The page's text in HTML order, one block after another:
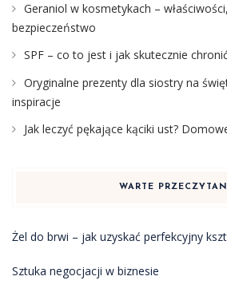
Geraniol w kosmetykach –
bezpieczeństwo
SPF – co to jest i jak skutecznie
Oryginalne prezenty dla siostry na
inspiracje
Jak leczyć pękające kąciki ust?
WARTE
Żel do brwi – jak uzyskać perfekcyjny
Sztuka negocjacji w biznesie